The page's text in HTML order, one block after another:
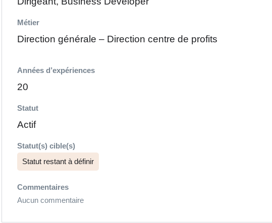
Métier
Direction générale – Direction centre de profits
Années d’expériences
20
Statut
Actif
Statut(s) cible(s)
Statut restant à définir
Commentaires
Aucun commentaire